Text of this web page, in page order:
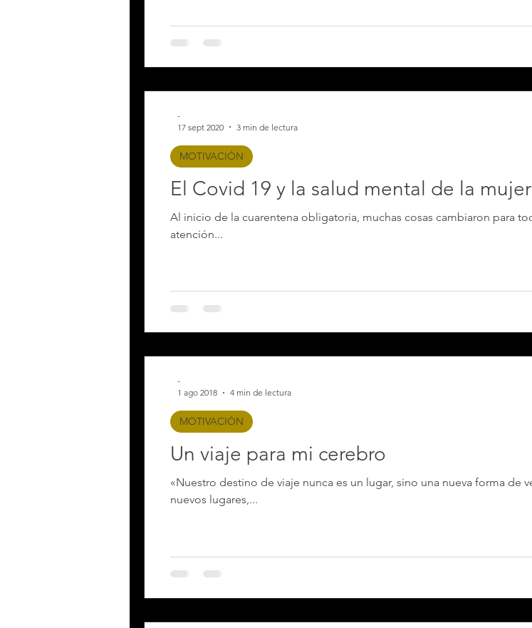
El Covid 19 y la salud mental de la mujer
Al inicio de la cuarentena obligatoria, muchas cosas cambiaron para
atención...
MOTIVACIÓN
-
17 sept 2020
3 min de lectura
Un viaje para mi cerebro
«Nuestro destino de viaje nunca es un lugar, sino una nueva forma de
nuevos lugares,...
MOTIVACIÓN
-
1 ago 2018
4 min de lectura